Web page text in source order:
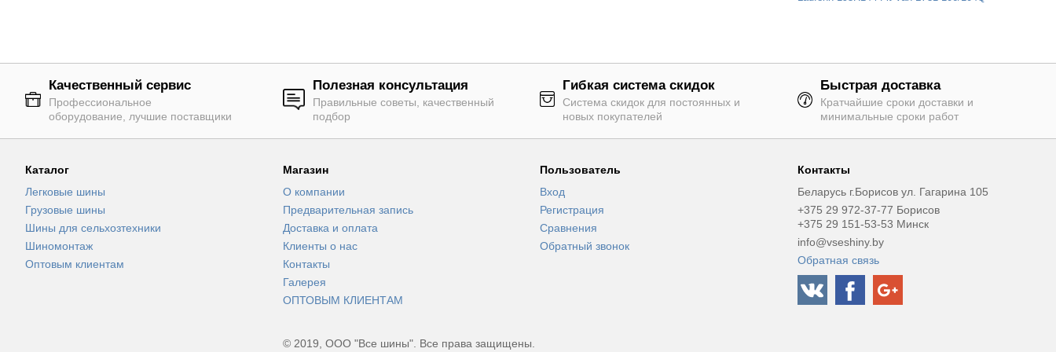
Качественный сервис
Профессиональное
оборудование, лучшие поставщики
Полезная консультация
Правильные советы, качественный
подбор
Гибкая система скидок
Система скидок для постоянных и
новых покупателей
Быстрая доставка
Кратчайшие сроки доставки и
минимальные сроки работ
Каталог
Легковые шины
Грузовые шины
Шины для сельхозтехники
Шиномонтаж
Оптовым клиентам
Магазин
О компании
Предварительная запись
Доставка и оплата
Клиенты о нас
Контакты
Галерея
ОПТОВЫМ КЛИЕНТАМ
Пользователь
Вход
Регистрация
Сравнения
Обратный звонок
Контакты
Беларусь г.Борисов ул. Гагарина 105
+375 29 972-37-77 Борисов
+375 29 151-53-53 Минск
info@vseshiny.by
Обратная связь
© 2019, ООО "Все шины". Все права защищены.